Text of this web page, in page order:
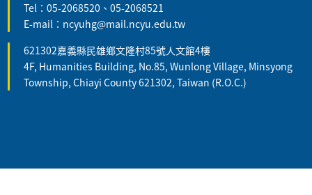
Tel：05-2068520、05-2068521
E-mail：ncyuhg@mail.ncyu.edu.tw
621302嘉義縣民雄鄉文隆村85號人文館4樓
4F, Humanities Building, No.85, Wunlong Village, Minsyong
Township, Chiayi County 621302, Taiwan (R.O.C.)